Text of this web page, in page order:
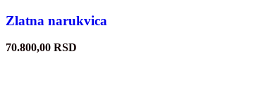
Zlatna narukvica
70.800,00 RSD